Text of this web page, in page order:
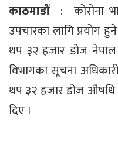
काठमाडौं: कोरोना
उपचारका लागि प्रयोग
थप ३२ हजार डोज
विभागका सूचना
थप ३२ हजार डोज
दिए ।